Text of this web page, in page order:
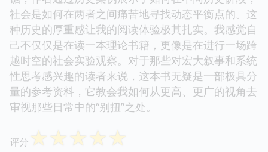
社会是如何在两者之间痛苦地寻找动态平衡点的。这
种历史的厚重感让我的阅读体验极其扎实。我感觉自
己不仅仅是在读一本理论书籍，更像是在进行一场跨
越时空的社会实验观察。对于那些对宏大叙事和系统
性思考感兴趣的读者来说，这本书无疑是一部极具分
量的参考资料，它教会我如何从更高、更广的视角去
审视那些日常中的“别扭”之处。
评分 ☆☆☆☆☆